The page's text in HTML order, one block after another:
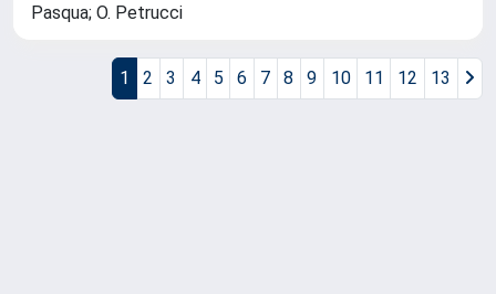
Pasqua; O. Petrucci
1 2 3 4 5 6 7 8 9 10 11 12 13